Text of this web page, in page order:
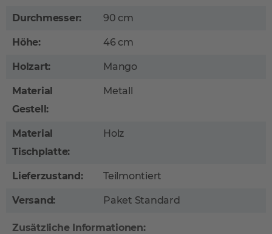
Durchmesser: 90 cm
Höhe: 46 cm
Holzart: Mango
Material
Gestell:
Metall
Material
Tischplatte:
Holz
Lieferzustand: Teilmontiert
Versand: Paket Standard
Zusätzliche Informationen: